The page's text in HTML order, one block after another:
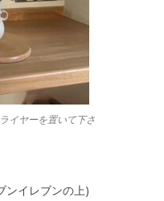
イヤーを置いて下さ
ンイレブンの上)